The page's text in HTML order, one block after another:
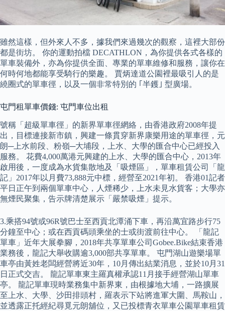
雖然這樣，但外來人不多，據我們來過幾次的觀察，這裡大部份
都是街坊。 你的運動拍檔 DECATHLON，為你提供各式各樣的
單車裝備外，亦為你提供全面、專業的單車維修和服務，讓你在
何時何地都能享受騎行的樂趣。 賈炳達道公園裡最吸引人的是
繞圈式的單車徑，以及一個非常特別的 ｢半鑊｣ 型廣場。
屯門租單車價錢: 屯門車位出租
號稱「超級單車徑」的新界單車徑網絡，由香港政府2008年提
出，目標連接新市鎮，興建一條貫穿新界康樂用途的單車徑，元
朗─上水前段、粉嶺─大埔段，上水、大學的匯合中心已經投入
服務。 花費4,000萬港元興建的上水、大學的匯合中心，2013年
啟用後，一度成為水貨集散地及「吸煙區」，單車租賃公司「龍
記」2017年以月費73,888元中標，經營至2021年初。 香港01記者
平日正午到兩個單車中心，人煙稀少，上水未見水貨客；大學亦
無煙民聚集，告示牌清楚展示「嚴禁吸煙」提示。
3.乘搭94號或96R號巴士至西貢北潭涌下車，再沿萬宜路步行75
分鐘至中心；或在西貢碼頭乘坐的士或街渡前往中心。 「龍記
單車」近年大展拳腳，2018年共享單車公司Gobee.Bike結束香港
業務後，龍記大舉收購逾3,000部共享單車。 屯門湖山遊樂場單
車亭由黃姓老闆經營將近30年，10月傳出結業消息，並於10月31
日正式交吉。 龍記單車東主羅真權承認11月接手經營湖山單車
亭。 龍記單車現時業務集中新界東，由根據地大埔，一路擴展
至上水、大學、沙田排頭村，羅表示下站將進軍大圍、馬鞍山，
並透露正托經紀尋覓元朗舖位，又已投標青衣單車公園單車租賃